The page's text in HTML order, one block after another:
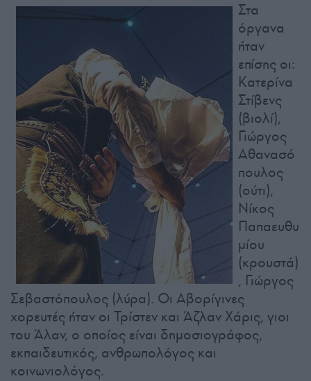
Στα
όργανα
ήταν
επίσης οι:
Κατερίνα
Στίβενς
(βιολί),
Γιώργος
Αθανασό
πουλος
(ούτι),
Νίκος
Παπαευθυ
μίου
(κρουστά)
, Γιώργος
Σεβαστόπουλος (λύρα). Οι Αβορίγινες
χορευτές ήταν οι Τρίστεν και Άζλαν Χάρις, γιοι
του Άλαν, ο οποίος είναι δημοσιογράφος,
εκπαιδευτικός, ανθρωπολόγος και
κοινωνιολόγος.